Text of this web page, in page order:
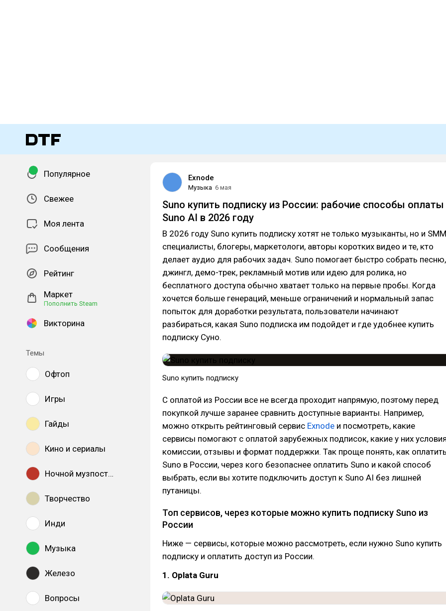
Популярное
Свежее
Моя лента
Сообщения
Рейтинг
Маркет
Пополнить Steam
Викторина
Темы
Офтоп
Игры
Гайды
Кино и сериалы
Ночной музпостинг
Творчество
Инди
Музыка
Железо
Вопросы
Exnode
Музыка 6 мая
Suno купить подписку из России: рабочие способы оплаты
Suno AI в 2026 году
В 2026 году Suno купить подписку хотят не только музыканты, но и
специалисты, блогеры, маркетологи, авторы коротких видео и те, кто
делает аудио для рабочих задач. Suno помогает быстро собрать песню,
джингл, демо-трек, рекламный мотив или идею для ролика, но
бесплатного доступа обычно хватает только на первые пробы. Когда
хочется больше генераций, меньше ограничений и нормальный запас
попыток для доработки результата, пользователи начинают
разбираться, какая Suno подписка им подойдет и где удобнее купить
подписку Суно.
Suno купить подписку
С оплатой из России все не всегда проходит напрямую, поэтому перед
покупкой лучше заранее сравнить доступные варианты. Например,
можно открыть рейтинговый сервис Exnode и посмотреть, какие
сервисы помогают с оплатой зарубежных подписок, какие у них
комиссии, отзывы и формат поддержки. Так проще понять, как
Suno в России, через кого безопаснее оплатить Suno и какой способ
выбрать, если вы хотите подключить доступ к Suno AI без лишней
путаницы.
Топ сервисов, через которые можно купить подписку Suno из
России
Ниже — сервисы, которые можно рассмотреть, если нужно Suno купить
подписку и оплатить доступ из России.
1. Oplata Guru